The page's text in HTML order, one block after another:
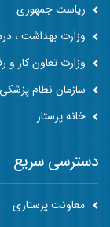
ریاست جمهوری
وزارت بهداشت ،
وزارت تعاون کار و
سازمان نظام پزشکی
خانه پرستار
دسترسی سریع
معاونت پرستاری